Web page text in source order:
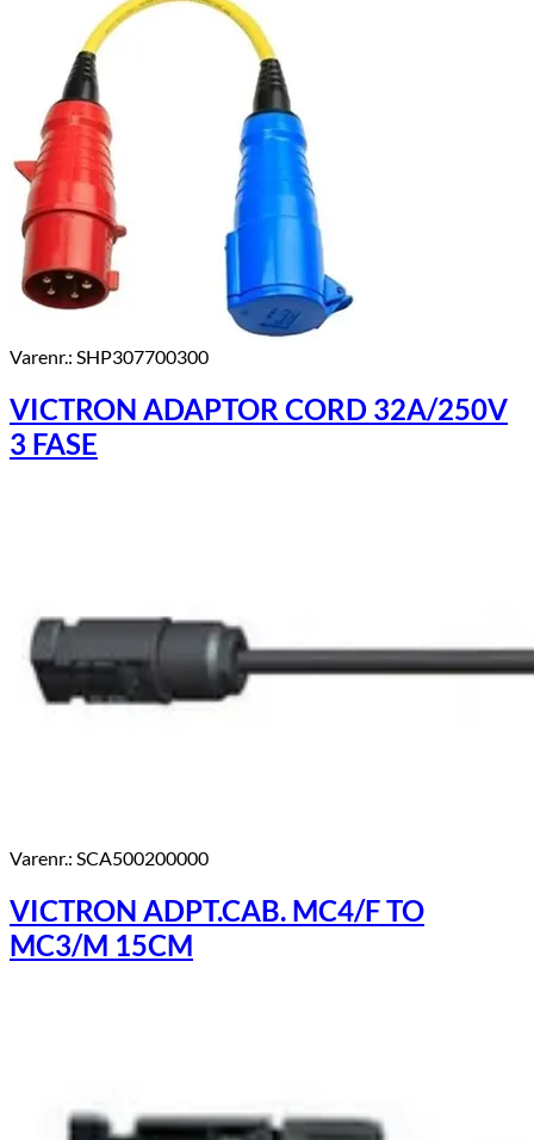
Varenr.: SHP307700300
VICTRON ADAPTOR CORD 32A/250V
3 FASE
Varenr.: SCA500200000
VICTRON ADPT.CAB. MC4/F TO
MC3/M 15CM